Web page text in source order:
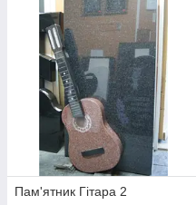
Пам'ятник Гітара 2